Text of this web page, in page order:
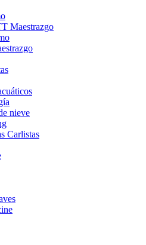
Maestrazgo
nieve
Carlistas